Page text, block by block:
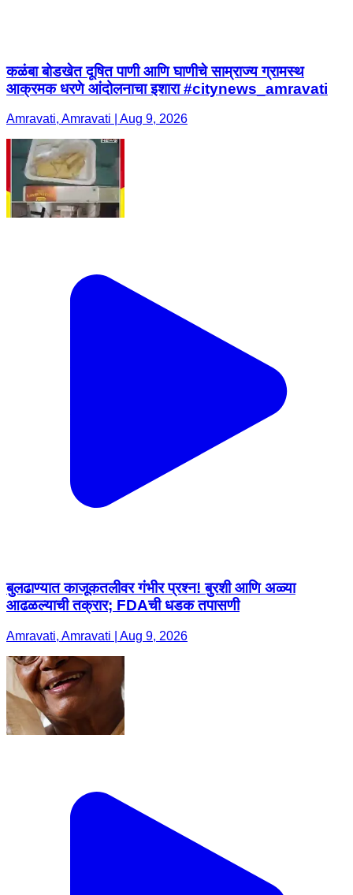
कळंबा बोडखेत दूषित पाणी आणि घाणीचे साम्राज्य ग्रामस्थ
आक्रमक धरणे आंदोलनाचा इशारा #citynews_amravati
Amravati, Amravati | Aug 9, 2026
बुलढाण्यात काजूकतलीवर गंभीर प्रश्न! बुरशी आणि अळ्या
आढळल्याची तक्रार; FDAची धडक तपासणी
Amravati, Amravati | Aug 9, 2026